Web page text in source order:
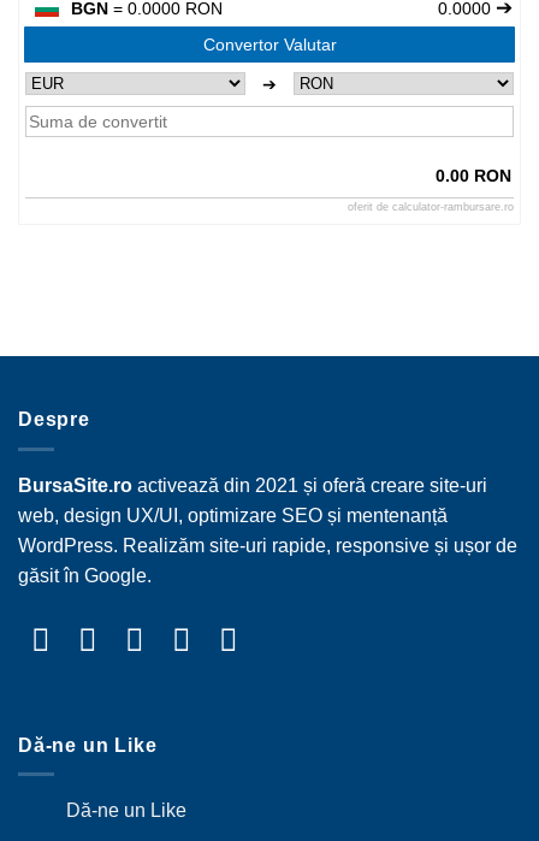
BGN = 0.0000 RON 0.0000 ➔
Convertor Valutar
➔
0.00 RON
oferit decalculator-rambursare.ro
Despre
BursaSite.ro activează din 2021 și oferă creare site-uri
web, design UX/UI, optimizare SEO și mentenanță
WordPress. Realizăm site-uri rapide, responsive și ușor de
găsit în Google.
Dă-ne un Like
Dă-ne un Like